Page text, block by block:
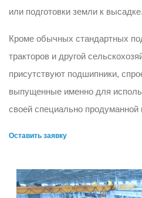
или подготовки земли к высадке.
Кроме обычных стандартных
тракторов и другой
присутствуют подшипники,
выпущенные именно для
своей специально продуманной
Оставить заявку